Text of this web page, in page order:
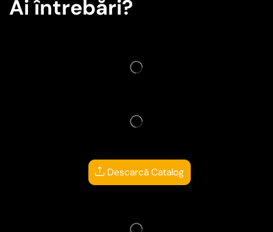
Ai întrebări?
Descarcă Catalog